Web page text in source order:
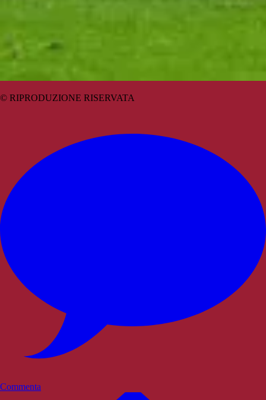
© RIPRODUZIONE RISERVATA
Commenta